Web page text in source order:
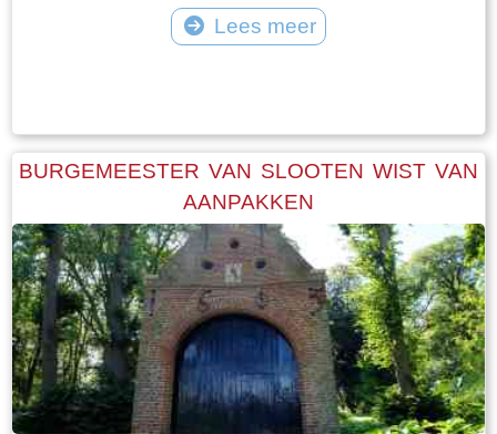
visrestaurants op steenworp afstand van elkaar.
Er schijnt het jaar rond voldoende klandizie te
linker restaurant dat sinds een paar jaar in de
voormalige zoutloods gevestigd is. Zolang de
voorraad strekt welteverstaan. De naam
“Laaksumer Bot” suggereert dat de vis terplekke
gevangen wordt. En niets is minder waar.
Tegenover de twee visrestaurants ligt in het
kleinste haventje van Europa eenzaam en
alleen de HL6. Navraag in het restaurant leert
dan dit de vissersboot van de gebroeders De
Vries is. Zij zijn de laatste overgebleven vissers
Lees meer
BURGEMEESTER VAN SLOOTEN WIST VAN
AANPAKKEN